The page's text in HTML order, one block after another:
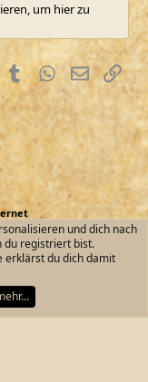
um hier zu
PinterestTumblrWhatsApp
E-MailLink
Ltd.
und dich nach
du registriert bist.
erklärst du dich damit